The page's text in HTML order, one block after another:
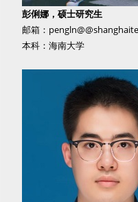
彭俐娜，硕士研究生
邮箱：
本科：海南大学